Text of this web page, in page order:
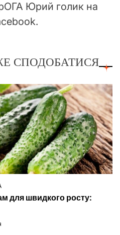
Юрий голик на
СПОДОБАТИСЯ
для швидкого росту: